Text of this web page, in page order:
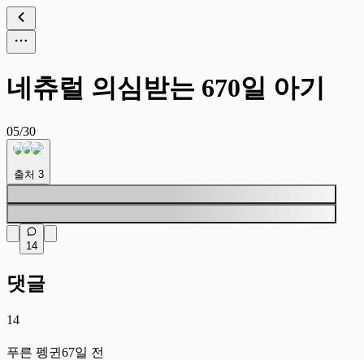
네츄럴 의심받는 670일 아기
05/30
출처 3
14
댓글
14
푸른 펭귄 67일 전